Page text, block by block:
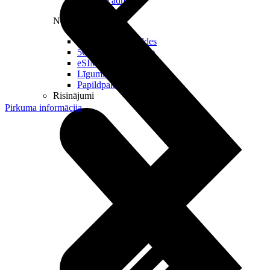
Noderīgi
Jautājumi un atbildes
5G pārklājuma karte
eSIM tehnoloģija
Līgumi un noteikumi
Papildpakalpojumi
Risinājumi
Pirkuma informācija